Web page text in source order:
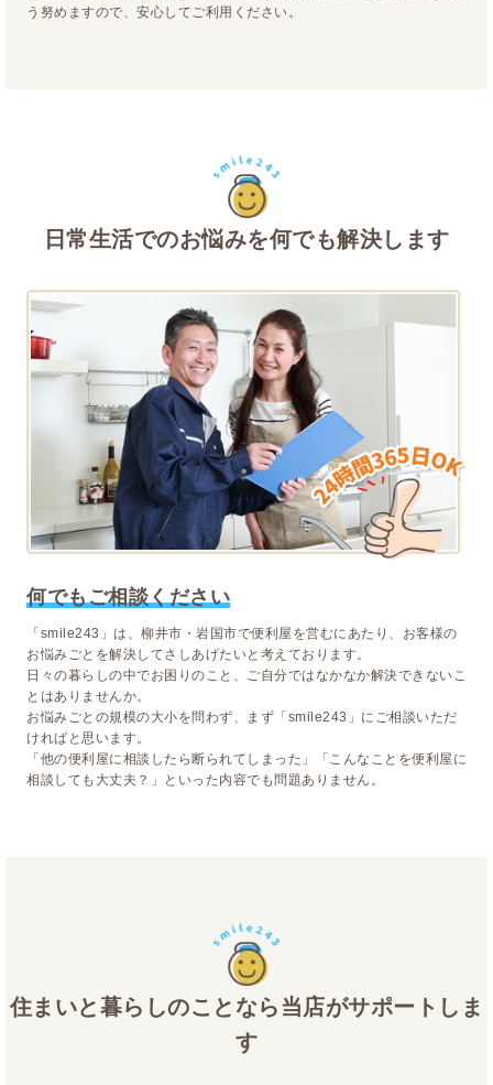
う努めますので、安心してご利用ください。
日常生活でのお悩みを何でも解決します
何でもご相談ください
「smile243」は、柳井市・岩国市で便利屋を営むにあたり、お客様の
お悩みごとを解決してさしあげたいと考えております。
日々の暮らしの中でお困りのこと、ご自分ではなかなか解決できないこ
とはありませんか。
お悩みごとの規模の大小を問わず、まず「smile243」にご相談いただ
ければと思います。
「他の便利屋に相談したら断られてしまった」「こんなことを便利屋に
相談しても大丈夫？」といった内容でも問題ありません。
住まいと暮らしのことなら当店がサポートしま
す